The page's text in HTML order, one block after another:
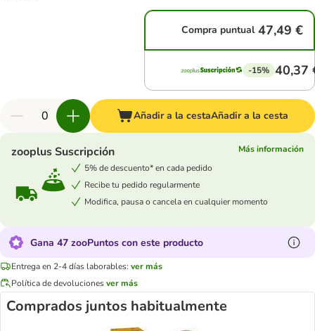
Compra puntual 47,49 €
-15% 40,37
Añadir a la cestaAñadir a la cesta
zooplus Suscripción
Más información
5% de descuento* en cada pedido
Recibe tu pedido regularmente
Modifica, pausa o cancela en cualquier momento
Gana 47 zooPuntos con este producto
Entrega en 2-4 días laborables: ver más
Política de devolucionesver más
Comprados juntos habitualmente